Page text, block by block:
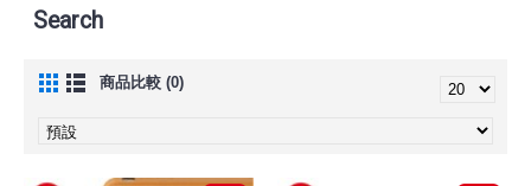
Search
商品比較 (0)